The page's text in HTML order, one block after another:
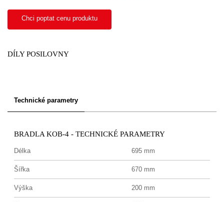
Chci poptat cenu produktu
DÍLY POSILOVNY
Technické parametry
BRADLA KOB-4 - TECHNICKÉ PARAMETRY
Délka 695 mm
Šířka 670 mm
Výška 200 mm